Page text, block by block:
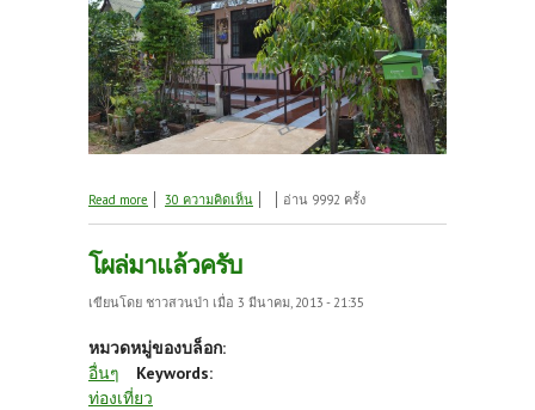
Read more about บ้านหลังนี้น่าอยู่ไหม
30 ความคิดเห็น อ่าน 9992 ครั้ง
โผล่มาแล้วครับ
เขียนโดย ชาวสวนป่า เมื่อ 3 มีนาคม, 2013 - 21:35
หมวดหมู่ของบล็อก:
อื่นๆ
Keywords:
ท่องเที่ยว